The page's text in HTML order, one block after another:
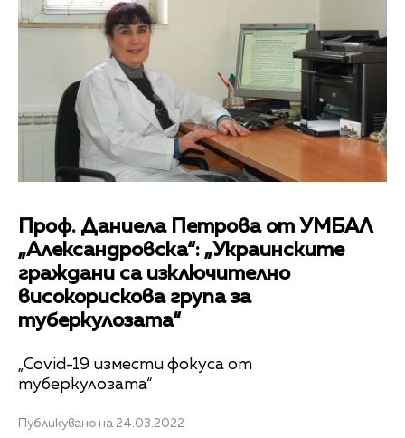
Проф. Даниела Петрова от УМБАЛ
„Александровска“: „Украинските
граждани са изключително
високорискова група за
туберкулозата“
„Covid-19 измести фокуса от
туберкулозата“
Публикувано на 24.03.2022